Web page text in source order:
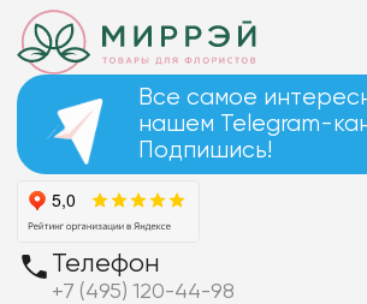
Все самое
нашем Telegram-
Подпишись!
Телефон
+7 (495) 120-44-98